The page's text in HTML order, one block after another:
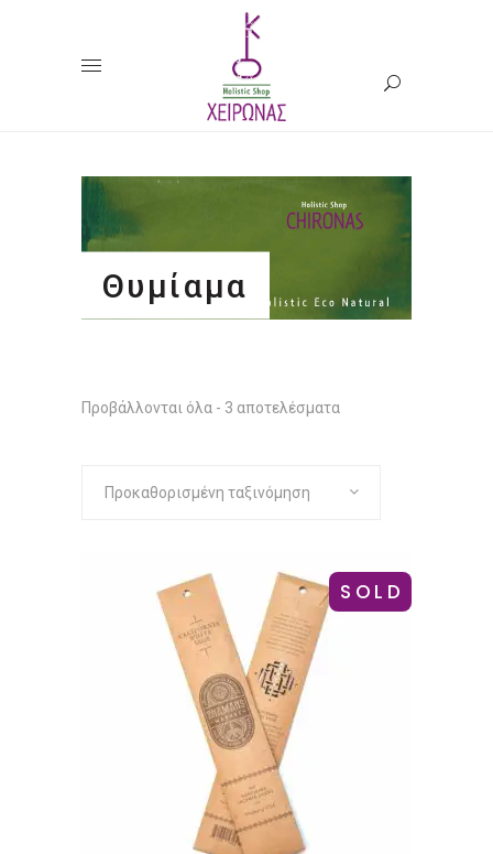
Θυμίαμα
Προβάλλονται όλα - 3 αποτελέσματα
Προκαθορισμένη ταξινόμηση
SOLD